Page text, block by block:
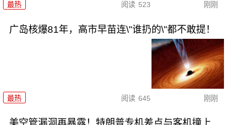
最热 阅读 523 刚刚
广岛核爆81年，高市早苗连\"谁扔的\"都不敢提！
最热 阅读 645 刚刚